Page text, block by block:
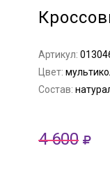
Артикул:
Цвет:
Состав:
4 600